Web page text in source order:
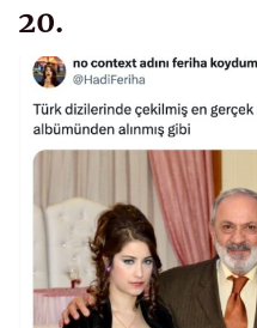
20.